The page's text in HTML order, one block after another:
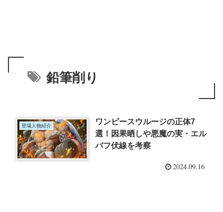
鉛筆削り
登場人物紹介
ワンピースウルージの正体7
選！因果晒しや悪魔の実・エル
バフ伏線を考察
2024.09.16